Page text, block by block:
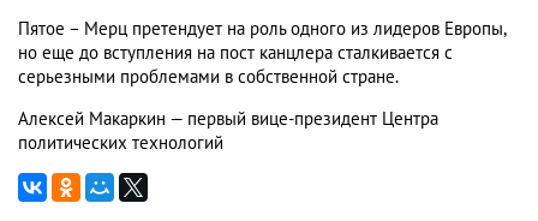
Пятое – Мерц претендует на роль одного из лидеров Европы,
но еще до вступления на пост канцлера сталкивается с
серьезными проблемами в собственной стране.
Алексей Макаркин — первый вице-президент Центра
политических технологий